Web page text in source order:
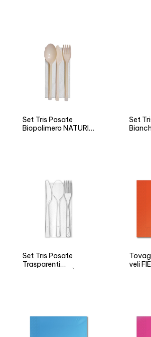
Set Tris Posate
Biopolimero NATURIA
Set
Set Tris Posate
Trasparenti
veli